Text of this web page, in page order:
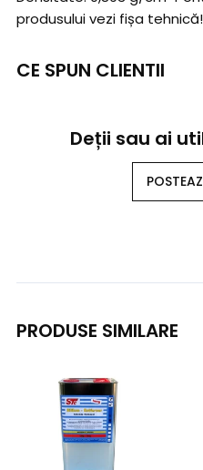
produsului vezi fișa tehnică!
CE SPUN CLIENTII
Deții sau ai
PRODUSE SIMILARE